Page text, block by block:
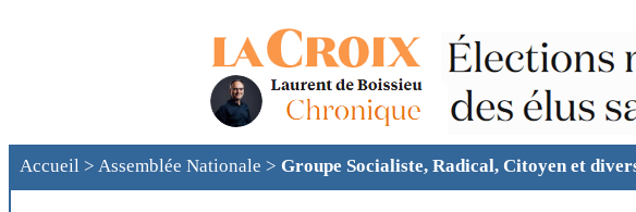
Accueil > Assemblée Nationale > Groupe Socialiste, Radical, Citoyen et